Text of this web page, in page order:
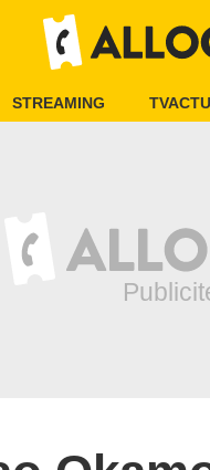
STREAMING TVACTU